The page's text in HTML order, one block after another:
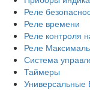
Реле
Реле времени
Реле контроля
Реле
Система
Таймеры
Универсальные